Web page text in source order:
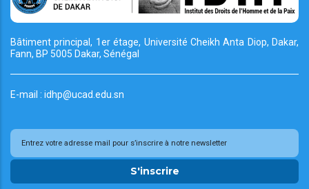
Bâtiment principal, 1er étage, Université CheikhAnta Diop, Dakar,
Fann, BP 5005 Dakar, Sénégal
E-mail : idhp@ucad.edu.sn
S'inscrire